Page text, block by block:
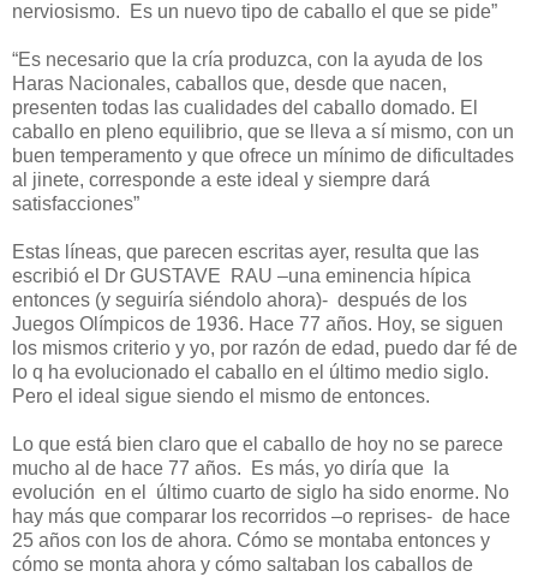
nerviosismo.
Es un nuevo tipo de caballo el que se pide”
“Es necesario que la cría produzca, con la ayuda de los
Haras Nacionales, caballos que, desde que nacen,
presenten todas las cualidades del caballo domado. El
caballo en pleno equilibrio, que se lleva a sí mismo, con un
buen temperamento y que ofrece un mínimo de dificultades
al jinete, corresponde a este ideal y siempre dará
satisfacciones”
Estas líneas, que parecen escritas ayer, resulta que las
escribió el Dr GUSTAVE
RAU –una eminencia hípica
entonces (y seguiría siéndolo ahora)- después de los
Juegos Olímpicos de 1936. Hace 77 años. Hoy, se siguen
los mismos criterio y yo, por razón de edad, puedo dar fé de
lo q ha evolucionado el caballo en el último medio siglo.
Pero el ideal sigue siendo el mismo de entonces.
Lo que está bien claro que el caballo de hoy no se parece
mucho al de hace 77 años.
Es más, yo diría que
la
evolución en el
último cuarto de siglo ha sido enorme. No
hay más que comparar los recorridos –o reprises- de hace
25 años con los de ahora. Cómo se montaba entonces y
cómo se monta ahora y cómo saltaban los caballos de